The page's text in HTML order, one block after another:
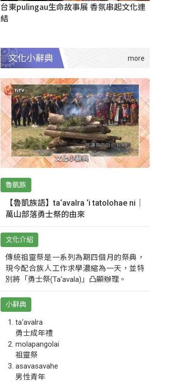
台東pulingau生命故事展 香氛串起文化連
結
文化小辭典
魯凱族
【魯凱族語】ta‘avalra ‘i tatolohae ni｜
萬山部落勇士祭的由來
文化介紹
傳統祖靈祭是一系列為期四個月的祭典，
現今配合族人工作求學濃縮為一天，並特
別將「勇士祭(Ta‘avala)」凸顯辦理。
小辭典
ta‘avalra
勇士成年禮
molapangolai
祖靈祭
asavasavahe
男性青年